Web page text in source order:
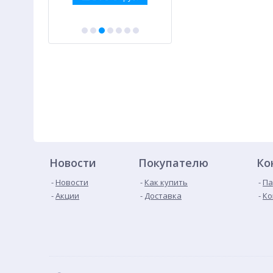
Новости
Новости
Акции
Покупателю
Как купить
Доставка